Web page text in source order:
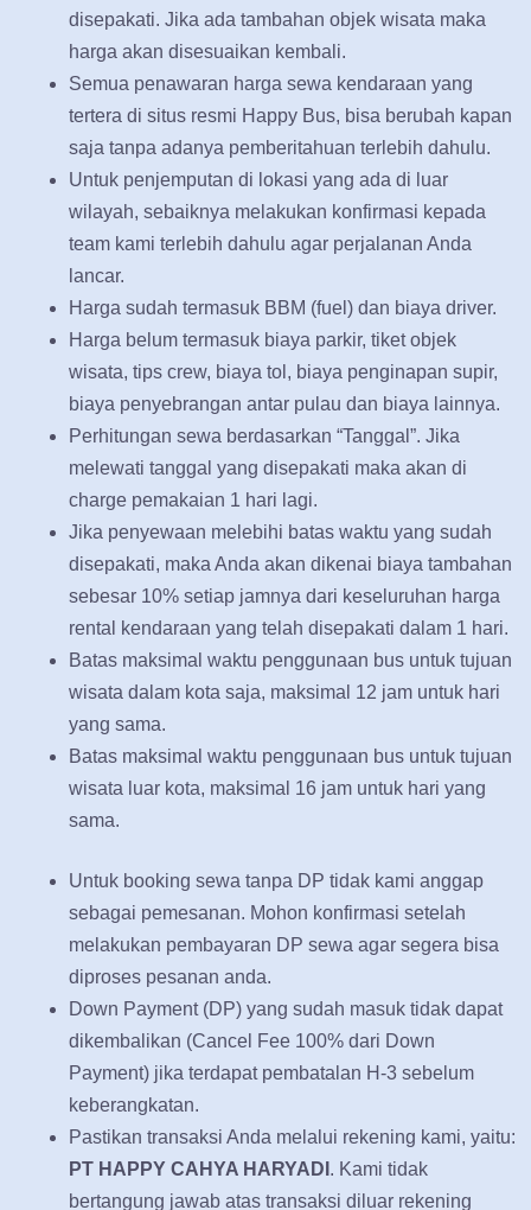
disepakati. Jika ada tambahan objek wisata maka
harga akan disesuaikan kembali.
Semua penawaran harga sewa kendaraan yang
tertera di situs resmi Happy Bus, bisa berubah kapan
saja tanpa adanya pemberitahuan terlebih dahulu.
Untuk penjemputan di lokasi yang ada di luar
wilayah, sebaiknya melakukan konfirmasi kepada
team kami terlebih dahulu agar perjalanan Anda
lancar.
Harga sudah termasuk BBM (fuel) dan biaya driver.
Harga belum termasuk biaya parkir, tiket objek
wisata, tips crew, biaya tol, biaya penginapan supir,
biaya penyebrangan antar pulau dan biaya lainnya.
Perhitungan sewa berdasarkan “Tanggal”. Jika
melewati tanggal yang disepakati maka akan di
charge pemakaian 1 hari lagi.
Jika penyewaan melebihi batas waktu yang sudah
disepakati, maka Anda akan dikenai biaya tambahan
sebesar 10% setiap jamnya dari keseluruhan harga
rental kendaraan yang telah disepakati dalam 1 hari.
Batas maksimal waktu penggunaan bus untuk tujuan
wisata dalam kota saja, maksimal 12 jam untuk hari
yang sama.
Batas maksimal waktu penggunaan bus untuk tujuan
wisata luar kota, maksimal 16 jam untuk hari yang
sama.
Untuk booking sewa tanpa DP tidak kami anggap
sebagai pemesanan. Mohon konfirmasi setelah
melakukan pembayaran DP sewa agar segera bisa
diproses pesanan anda.
Down Payment (DP) yang sudah masuk tidak dapat
dikembalikan (Cancel Fee 100% dari Down
Payment) jika terdapat pembatalan H-3 sebelum
keberangkatan.
Pastikan transaksi Anda melalui rekening kami, yaitu:
PT HAPPY CAHYA HARYADI . Kami tidak
bertangung jawab atas transaksi diluar rekening